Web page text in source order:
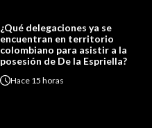
¿Qué delegaciones ya se
encuentran en territorio
colombiano para asistir a la
posesión de De la Espriella?
Hace 15 horas